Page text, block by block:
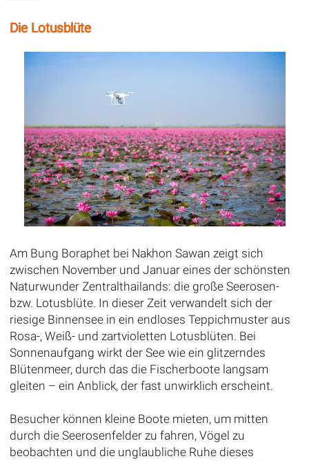
Die Lotusblüte
Am Bung Boraphet bei Nakhon Sawan zeigt sich
zwischen November und Januar eines der schönsten
Naturwunder Zentralthailands: die große Seerosen-
bzw. Lotusblüte. In dieser Zeit verwandelt sich der
riesige Binnensee in ein endloses Teppichmuster aus
Rosa-, Weiß- und zartvioletten Lotusblüten. Bei
Sonnenaufgang wirkt der See wie ein glitzerndes
Blütenmeer, durch das die Fischerboote langsam
gleiten – ein Anblick, der fast unwirklich erscheint.
Besucher können kleine Boote mieten, um mitten
durch die Seerosenfelder zu fahren, Vögel zu
beobachten und die unglaubliche Ruhe dieses